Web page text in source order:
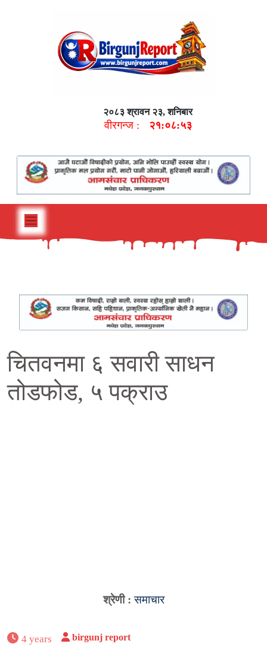
२०८३ श्रावन २३, शनिबार
वीरगन्ज : २१:०८:५४
चितवनमा ६ सवारी साधन
तोडफोड, ५ पक्राउ
श्रेणी :समाचार
4 years birgunj report